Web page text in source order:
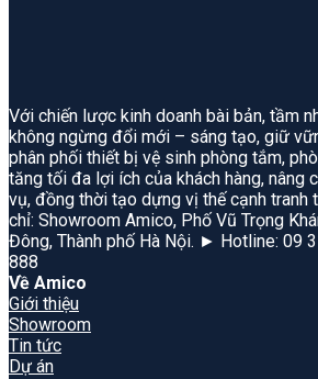
Với chiến lược kinh doanh bài bản, tầm
không ngừng đổi mới – sáng tạo, giữ
phân phối thiết bị vệ sinh phòng tắm,
tăng tối đa lợi ích của khách hàng, nâng
vụ, đồng thời tạo dựng vị thế cạnh
chỉ: Showroom Amico, Phố Vũ Trọng
Đông, Thành phố Hà Nội. ► Hotline: 09
888
Về Amico
Giới thiệu
Showroom
Tin tức
Dự án